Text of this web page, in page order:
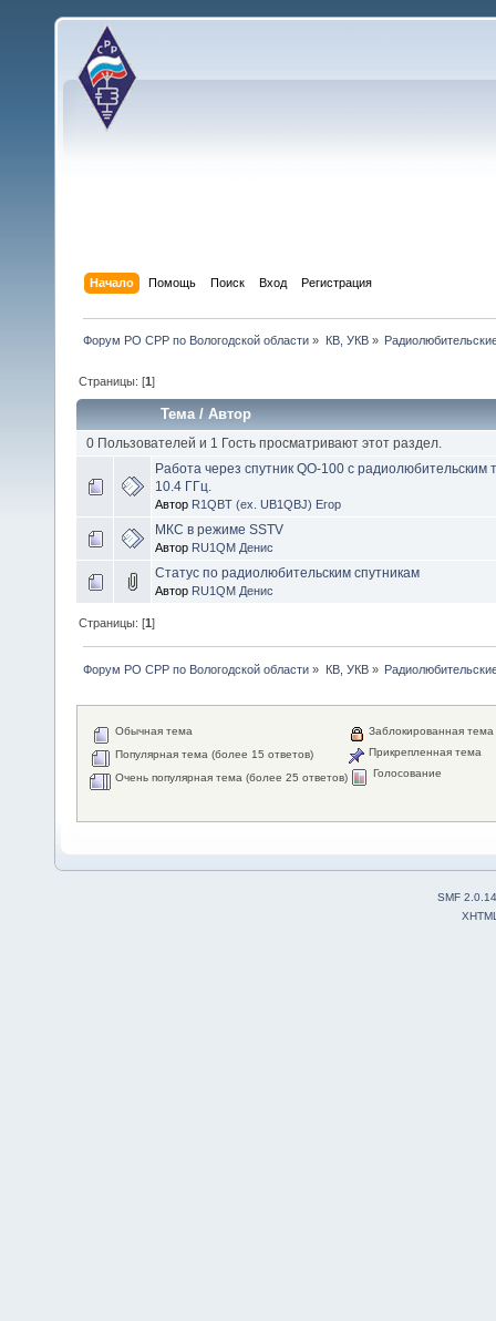
Начало Помощь Поиск Вход Регистрация
Форум РО СРР по Вологодской области » КВ, УКВ»
Страницы: [1]
Тема/Автор
0 Пользователей и 1 Гость просматривают этот раздел.
Работа через спутник QO-100 с радиолюбительским
10.4 ГГц.
Автор R1QBT (ex. UB1QBJ) Егор
МКС в режиме SSTV
Автор RU1QM Денис
Статус по радиолюбительским спутникам
Автор RU1QM Денис
Страницы: [1]
Форум РО СРР по Вологодской области » КВ, УКВ»
Обычная тема
Популярная тема (более 15 ответов)
Очень популярная тема (более 25 ответов)
Заблокированная тема
Прикрепленная тема
Голосование
SMF 2.0.14